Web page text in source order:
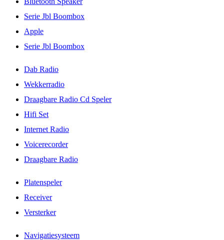
Serie Jbl Boombox
Apple
Serie Jbl Boombox
Dab Radio
Wekkerradio
Draagbare Radio Cd Speler
Hifi Set
Internet Radio
Voicerecorder
Draagbare Radio
Platenspeler
Receiver
Versterker
Navigatiesysteem